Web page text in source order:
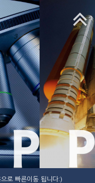
P P
로 빠른이동 됩니다:)